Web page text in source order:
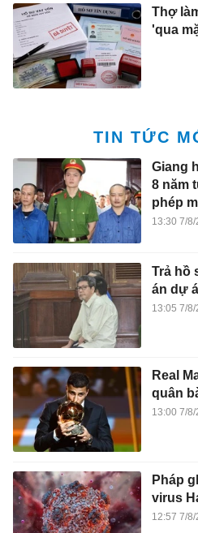
Thợ
'qua
TIN TỨC
Giang
8 năm
phép
13:30 7/8/
Trả hồ
án dự
13:05 7/8/
Real
quân
13:00 7/8/
Pháp
virus
12:57 7/8/